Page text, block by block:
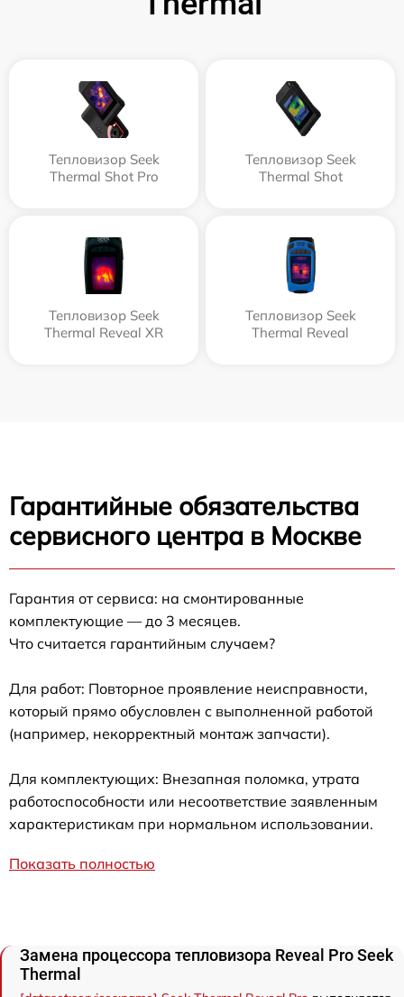
Тепловизор Seek
Thermal Shot Pro
Тепловизор Seek
Thermal Shot
Тепловизор Seek
Thermal Reveal XR
Тепловизор Seek
Thermal Reveal
Гарантийные обязательства
сервисного центра в Москве
Гарантия от сервиса: на смонтированные
комплектующие — до 3 месяцев.
Что считается гарантийным случаем?
Для работ: Повторное проявление неисправности,
который прямо обусловлен с выполненной работой
(например, некорректный монтаж запчасти).
Для комплектующих: Внезапная поломка, утрата
работоспособности или несоответствие заявленным
характеристикам при нормальном использовании.
Показать полностью
Замена процессора тепловизора Reveal Pro Seek
Thermal